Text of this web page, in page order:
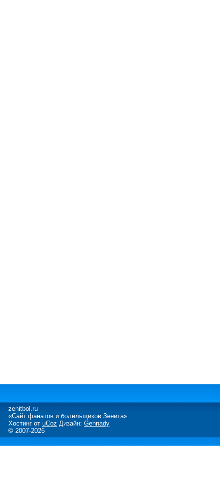
zenitbol.ru
«Сайт фанатов и болельщиков Зенита»
Хостинг от uCoz Дизайн: Gennady
© 2007-2026